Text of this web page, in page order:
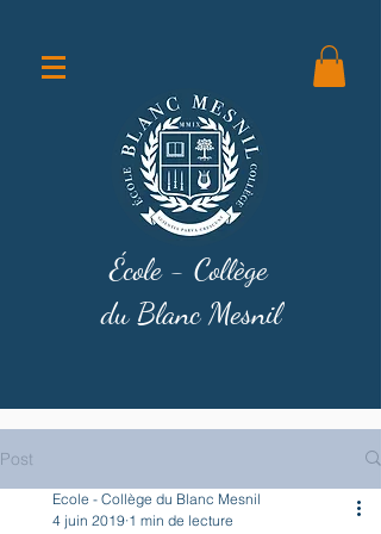
École - Collège
du Blanc Mesnil
Post
Ecole - Collège du Blanc Mesnil
4 juin 2019 1 min de lecture